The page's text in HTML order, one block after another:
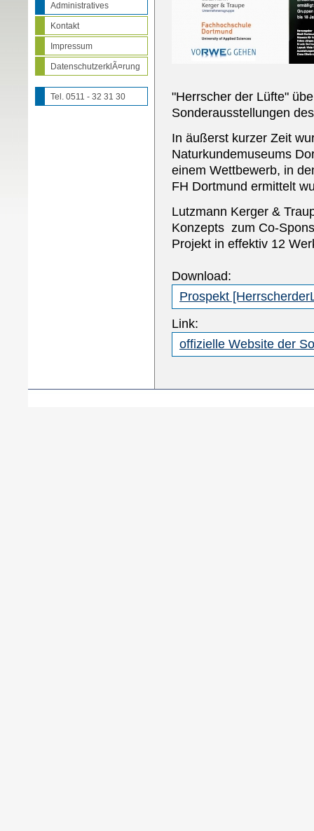
Administratives
Kontakt
Impressum
DatenschutzerklÃ¤rung
Tel. 0511 - 32 31 30
"Herrscher der Lüfte"
Sonderausstellungen
In äußerst kurzer Zeit
Naturkundemuseums
einem Wettbewerb, in
FH Dortmund ermittelt
Lutzmann Kerger &
Konzepts zum Co-
Projekt in effektiv 12
Download:
Prospekt
Link:
offizielle Website der